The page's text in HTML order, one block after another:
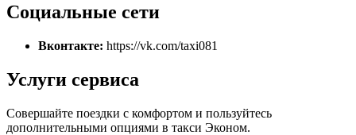
Социальные сети
Вконтакте: https://vk.com/taxi081
Услуги сервиса
Совершайте поездки с комфортом и пользуйтесь
дополнительными опциями в такси Эконом.